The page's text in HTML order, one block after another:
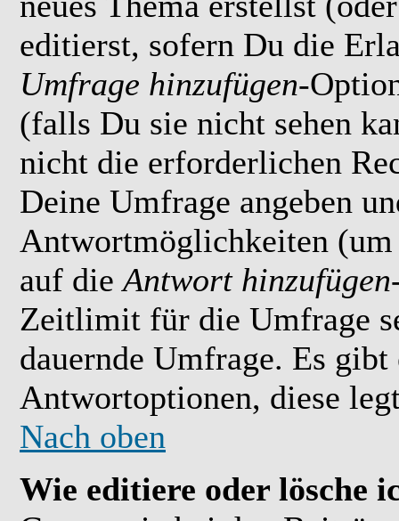
editierst, sofern Du die
Umfrage hinzufügen-
(falls Du sie nicht sehen
nicht die erforderlichen
Deine Umfrage angeben
Antwortmöglichkeiten
auf dieAntwort hinzufügen
Zeitlimit für die Umfrage
dauernde Umfrage. Es
Antwortoptionen, diese
Nach oben
Wie editiere oder lösche